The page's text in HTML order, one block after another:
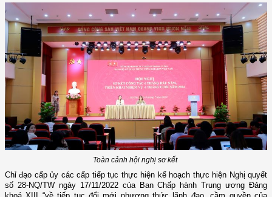
Toàn cảnh hội nghị sơ kết
Chỉ đạo cấp ủy các cấp tiếp tục thực hiện kế hoạch thực hiện Nghị quyết
số 28-NQ/TW ngày 17/11/2022 của Ban Chấp hành Trung ương Đảng